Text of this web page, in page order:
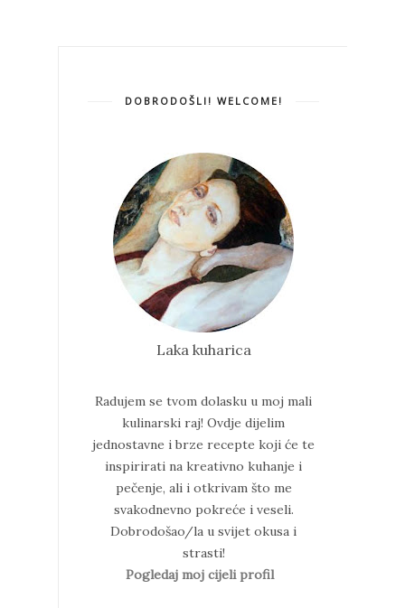
DOBRODOŠLI! WELCOME!
Laka kuharica
Radujem se tvom dolasku u moj mali
kulinarski raj! Ovdje dijelim
jednostavne i brze recepte koji će te
inspirirati na kreativno kuhanje i
pečenje, ali i otkrivam što me
svakodnevno pokreće i veseli.
Dobrodošao/la u svijet okusa i
strasti!
Pogledaj moj cijeli profil